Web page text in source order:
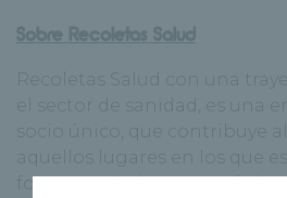
Sobre Recoletas Salud
Recoletas Salud con una
el sector de sanidad, es una
socio único, que contribuye
aquellos lugares en los que
fomentando la economía